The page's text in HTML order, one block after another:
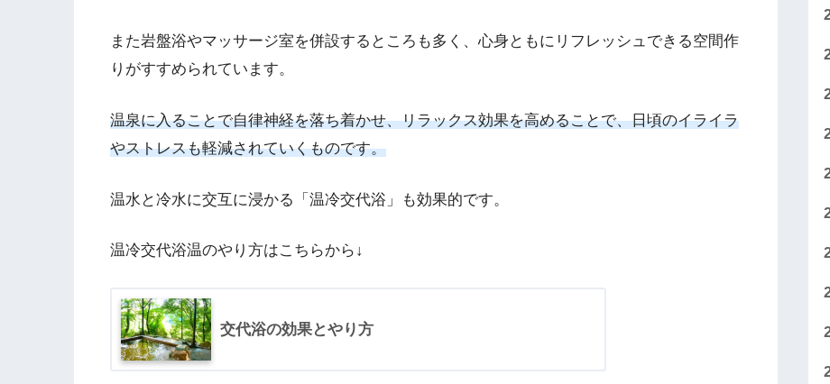
また岩盤浴やマッサージ室を併設するところも多く、心身ともにリフレッシュできる空間作
りがすすめられています。
温泉に入ることで自律神経を落ち着かせ、リラックス効果を高めることで、日頃のイライラ
やストレスも軽減されていくものです。
温水と冷水に交互に浸かる「温冷交代浴」も効果的です。
温冷交代浴温のやり方はこちらから↓
交代浴の効果とやり方